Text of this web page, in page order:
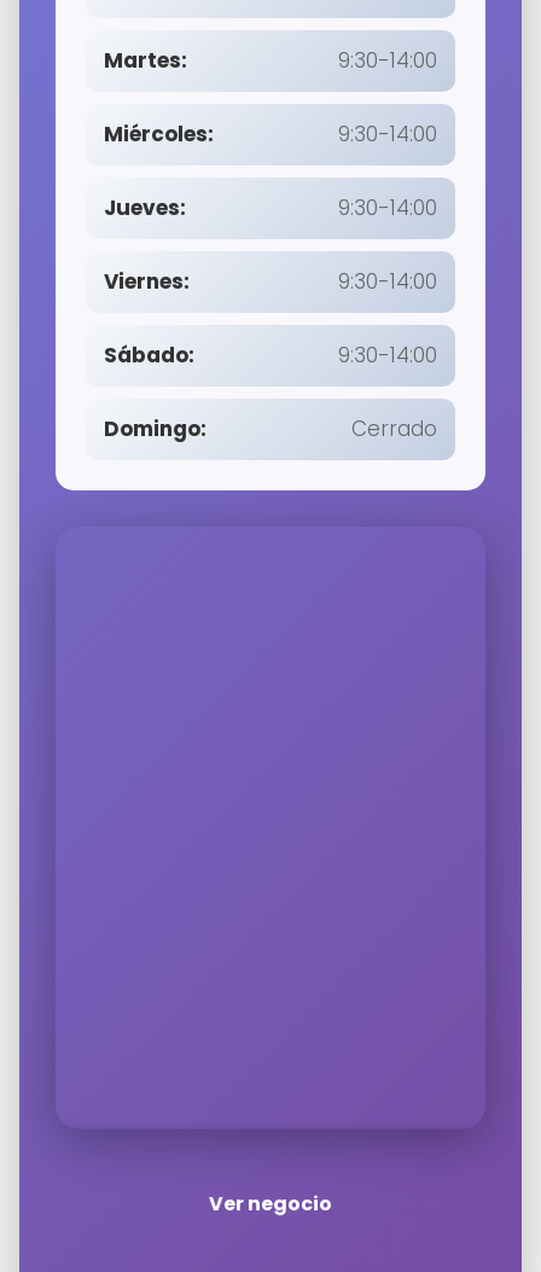
Martes: 9:30-14:00
Miércoles: 9:30-14:00
Jueves: 9:30-14:00
Viernes: 9:30-14:00
Sábado: 9:30-14:00
Domingo: Cerrado
Ver negocio